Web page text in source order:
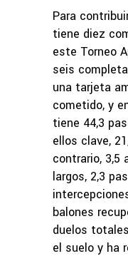
Para
tiene diez
este Torneo
seis
una tarjeta
cometido, y
tiene 44,3
ellos clave,
contrario, 3,5
largos, 2,3
balones
duelos
el suelo y ha